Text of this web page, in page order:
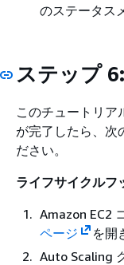
のステータス
ステップ
このチュートリア
が完了したら、次
ださい。
ライフサイクルフ
Amazon EC2
ページ
を開
Auto Scaling